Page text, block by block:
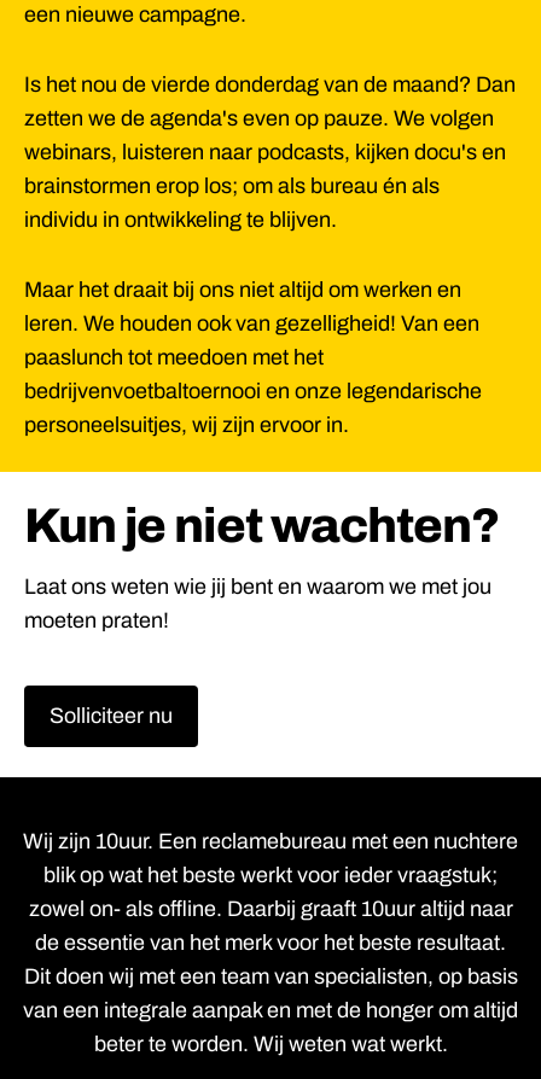
een nieuwe campagne.
Is het nou de vierde donderdag van de maand? Dan
zetten we de agenda's even op pauze. We volgen
webinars, luisteren naar podcasts, kijken docu's en
brainstormen erop los; om als bureau én als
individu in ontwikkeling te blijven.
Maar het draait bij ons niet altijd om werken en
leren. We houden ook van gezelligheid! Van een
paaslunch tot meedoen met het
bedrijvenvoetbaltoernooi en onze legendarische
personeelsuitjes, wij zijn ervoor in.
Kun je niet wachten?
Laat ons weten wie jij bent en waarom we met jou
moeten praten!
Solliciteer nu
Wij zijn 10uur. Een reclamebureau met een nuchtere
blik op wat het beste werkt voor ieder vraagstuk;
zowel on- als offline. Daarbij graaft 10uur altijd naar
de essentie van het merk voor het beste resultaat.
Dit doen wij met een team van specialisten, op basis
van een integrale aanpak en met de honger om altijd
beter te worden. Wij weten wat werkt.